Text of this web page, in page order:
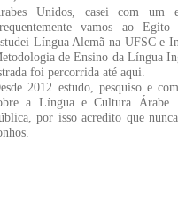
Unidos, casei com
vamos ao
Língua Alemã na UFSC e
de Ensino da Língua
foi percorrida até aqui.
2012 estudo, pesquiso e
a Língua e Cultura Árabe.
por isso acredito que